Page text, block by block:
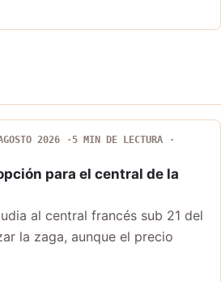
2026
5 MIN DE LECTURA
para el central de la
al central francés sub 21 del
la zaga, aunque el precio